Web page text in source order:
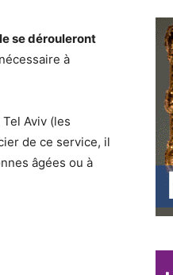
se dérouleront
à
Aviv (les
de ce service, il
âgées ou à